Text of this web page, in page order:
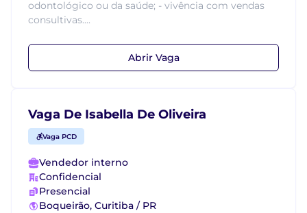
odontológico ou da saúde; - vivência com vendas
consultivas....
Abrir Vaga
Vaga De Isabella De Oliveira
Vaga PCD
Vendedor interno
Confidencial
Presencial
Boqueirão, Curitiba / PR